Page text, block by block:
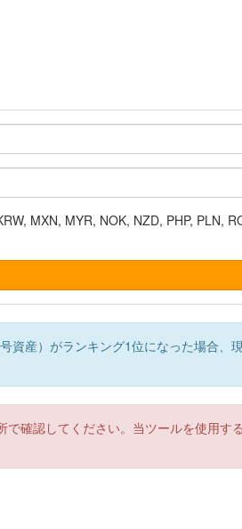
MXN, MYR, NOK, NZD, PHP, PLN,
資産）がランキング1位になった場合、
確認してください。当ツールを使用す